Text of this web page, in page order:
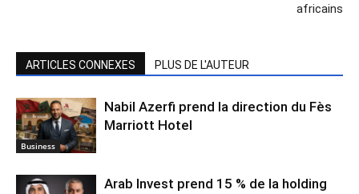
africains
ARTICLES CONNEXES PLUS DE L'AUTEUR
Business
Nabil Azerfi prend la direction du Fès
Marriott Hotel
Arab Invest prend 15 % de la holding